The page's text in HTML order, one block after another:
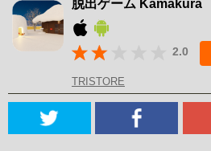
脱出ゲーム Kamakura
2.0
TRISTORE